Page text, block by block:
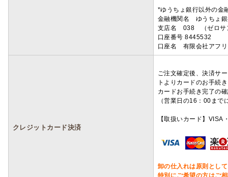
*ゆうちょ銀行以外の金
金融機関名 ゆうちょ
支店名 038 （ゼロサ
口座番号 8445532
口座名 有限会社アフ
クレジットカード決済
ご注文確定後、決済サ
トよりカードのお手続
カードお手続き完了の
（営業日の16：00ま
【取扱いカード】
卸の仕入れは原則とし
特別にご希望の方はご